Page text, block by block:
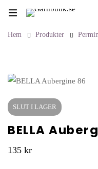
Hem Produkter
SLUT I LAGER
BELLA
135 kr